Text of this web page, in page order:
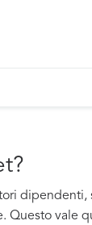
Questo vale